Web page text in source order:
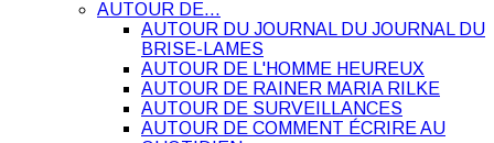
AUTOUR DE…
AUTOUR DU JOURNAL DU JOURNAL DU
BRISE-LAMES
AUTOUR DE L'HOMME HEUREUX
AUTOUR DE RAINER MARIA RILKE
AUTOUR DE SURVEILLANCES
AUTOUR DE COMMENT ÉCRIRE AU